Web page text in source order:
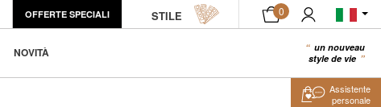
OFFERTE SPECIALI STILE 0
NOVITÀ
un nouveau
style de vie
Assistente
personale